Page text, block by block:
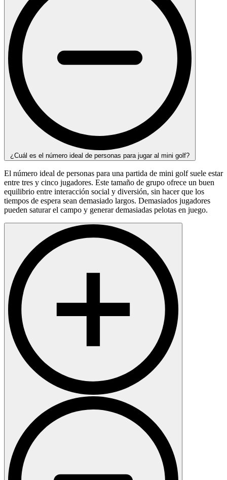
¿Cuál es el número ideal de personas para jugar al mini golf?
El número ideal de personas para una partida de mini golf suele estar
entre tres y cinco jugadores. Este tamaño de grupo ofrece un buen
equilibrio entre interacción social y diversión, sin hacer que los
tiempos de espera sean demasiado largos. Demasiados jugadores
pueden saturar el campo y generar demasiadas pelotas en juego.